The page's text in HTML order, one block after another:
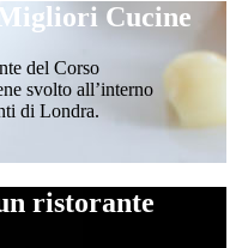
Cucine
del Corso
svolto all’interno
di Londra.
ristorante